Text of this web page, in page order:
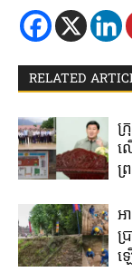
RELATED
ក្
ល
ព្
អ
ប្
ឡ